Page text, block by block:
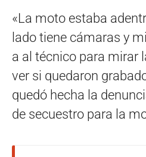
«La moto estaba
lado tiene cámaras y
a al técnico para mirar
ver si quedaron
quedó hecha la
de secuestro para la